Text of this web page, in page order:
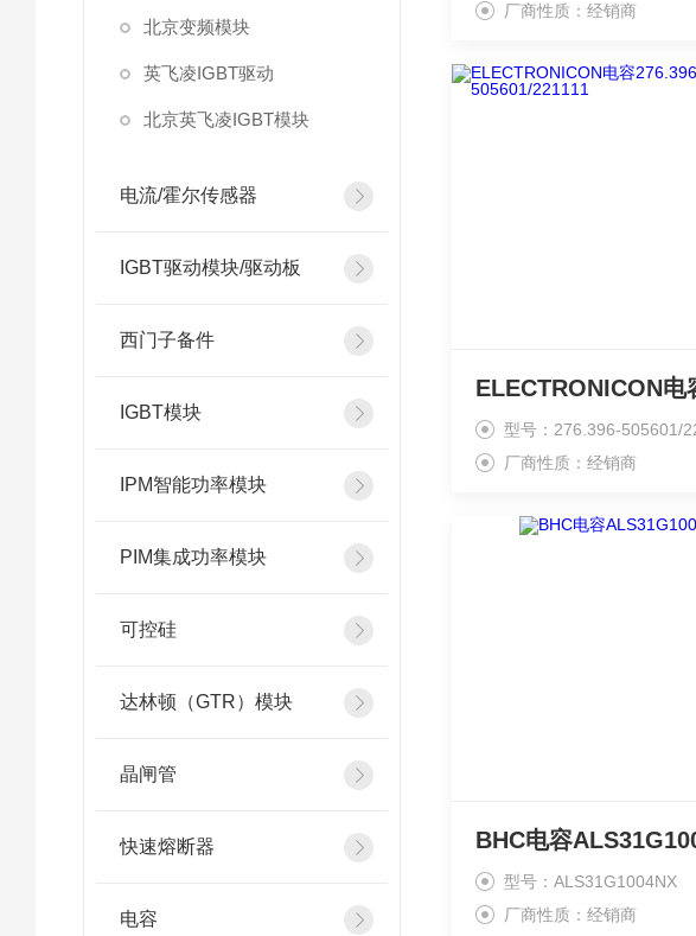
北京变频模块
英飞凌IGBT驱动
北京英飞凌IGBT模块
电流/霍尔传感器
IGBT驱动模块/驱动板
西门子备件
IGBT模块
IPM智能功率模块
PIM集成功率模块
可控硅
达林顿（GTR）模块
晶闸管
快速熔断器
电容
厂商性质：经销商
型号：276.396-505601/
厂商性质：经销商
BHC电容
型号：ALS31G1004NX
厂商性质：经销商